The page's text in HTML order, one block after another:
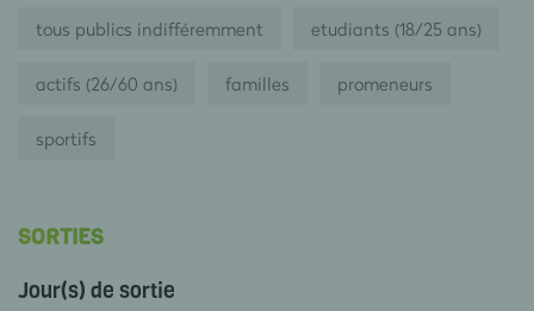
tous publics indifféremment etudiants (18/25 ans)
actifs (26/60 ans) familles promeneurs
sportifs
SORTIES
Jour(s) de sortie